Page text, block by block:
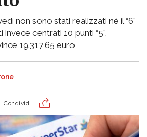
non sono stati realizzati né il “6”
invece centrati 10 punti “5”,
19.317,65 euro
Condividi